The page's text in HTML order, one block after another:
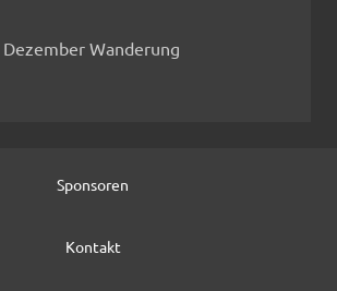
Dezember Wanderung
Sponsoren
Kontakt